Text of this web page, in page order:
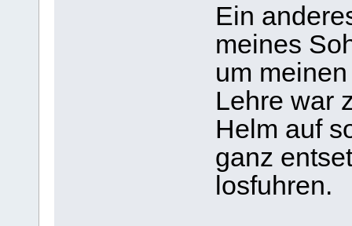
Ein
meines
um
Lehre war
Helm auf
ganz
losfuhren.